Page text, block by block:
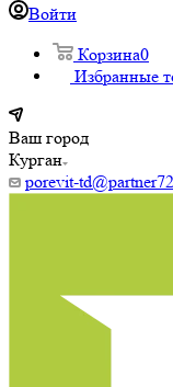
Войти
Корзина0
Избранные
Ваш город
Курган
porevit-